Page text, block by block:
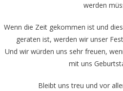
werden
Wenn die Zeit gekommen ist und
geraten ist, werden wir unser
Und wir würden uns sehr freuen,
mit uns
Bleibt uns treu und vor